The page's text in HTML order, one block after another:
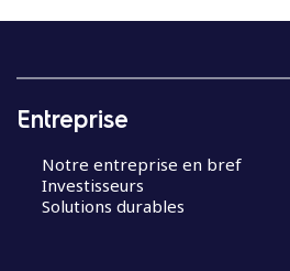
Entreprise
Notre entreprise en bref
Investisseurs
Solutions durables